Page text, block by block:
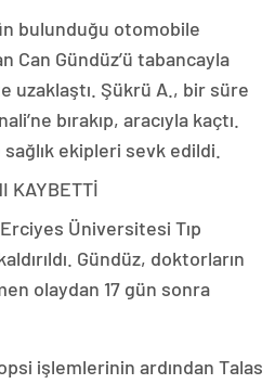
bulunduğu otomobile
Can Gündüz’ü tabancayla
uzaklaştı. Şükrü A., bir süre
bırakıp, aracıyla kaçtı.
ekipleri sevk edildi.
KAYBETTİ
Üniversitesi Tıp
Gündüz, doktorların
olaydan 17 gün sonra
işlemlerinin ardından Talas